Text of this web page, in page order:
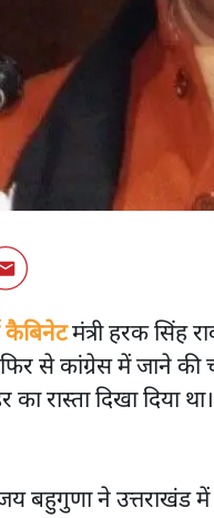
कैबिनेटमंत्री हरक सिंह
से कांग्रेस में जाने
का रास्ता दिखा दिया
बहुगुणा ने उत्तराखंड